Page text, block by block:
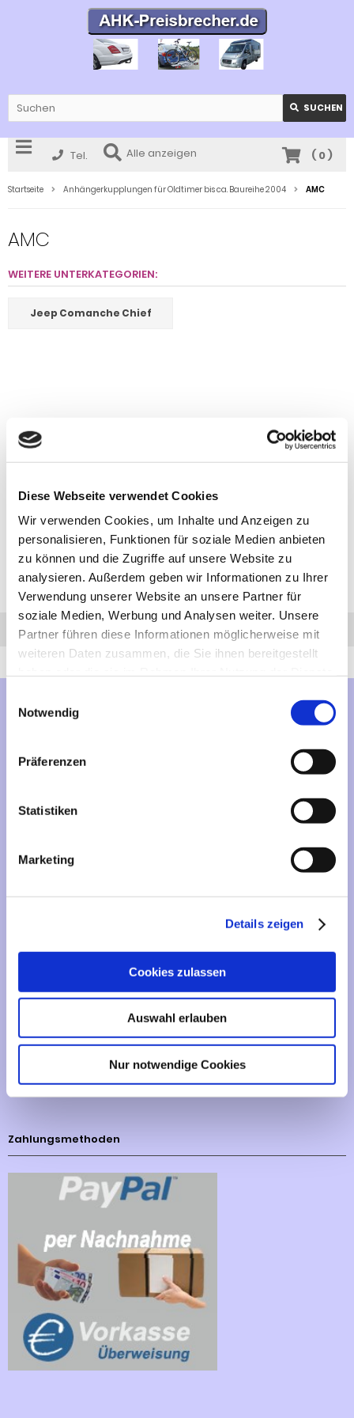
Diese Webseite verwendet Cookies
Wir verwenden Cookies, um Inhalte und Anzeigen zu
personalisieren, Funktionen für soziale Medien anbieten
zu können und die Zugriffe auf unsere Website zu
analysieren. Außerdem geben wir Informationen zu Ihrer
Verwendung unserer Website an unsere Partner für
soziale Medien, Werbung und Analysen weiter. Unsere
Partner führen diese Informationen möglicherweise mit
weiteren Daten zusammen, die Sie ihnen bereitgestellt
Notwendig
Präferenzen
Statistiken
Marketing
Details zeigen
Cookies zulassen
Auswahl erlauben
Nur notwendige Cookies
SUCHEN
Tel. Alle anzeigen ( 0)
Startseite Anhängerkupplungen für Oldtimer bis ca. Baureihe 2004 AMC
AMC
WEITERE UNTERKATEGORIEN:
Jeep Comanche Chief
Anfrage Anrufen AHK-Finder
Mehr über...
Vertrag widerrufen
Informationen
Liefer- und Versandkosten
Impressum
Sitemap
Zahlungsmethoden